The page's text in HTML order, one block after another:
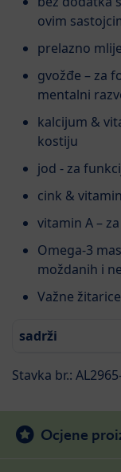
ovim
prelazno
gvožđe – za
mentalni
kalcijum &
kostiju
jod - za
cink &
vitamin A –
Omega-3
moždanih i
Važne
sadrži
Stavka br.:
Ocjene